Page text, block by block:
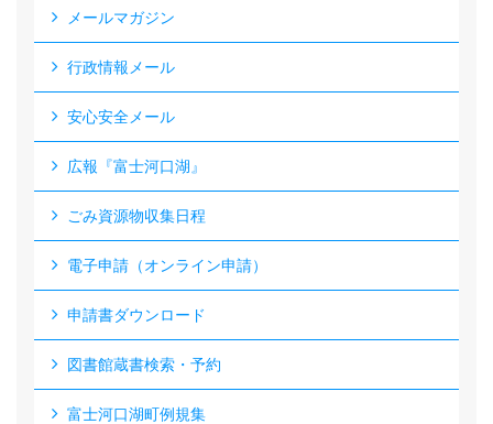
メールマガジン
行政情報メール
安心安全メール
広報『富士河口湖』
ごみ資源物収集日程
電子申請（オンライン申請）
申請書ダウンロード
図書館蔵書検索・予約
富士河口湖町例規集